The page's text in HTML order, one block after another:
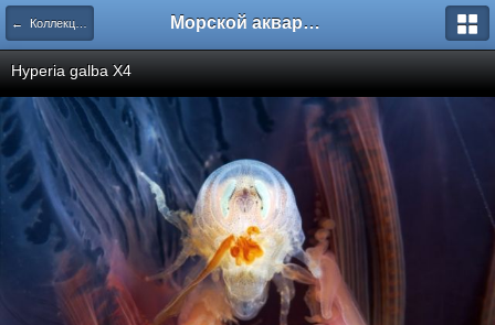
← Коллекция фотографий Александра Семенова. Часть 2. Морской аквариум. Форумы ReefCentral.ru
Hyperia galba X4